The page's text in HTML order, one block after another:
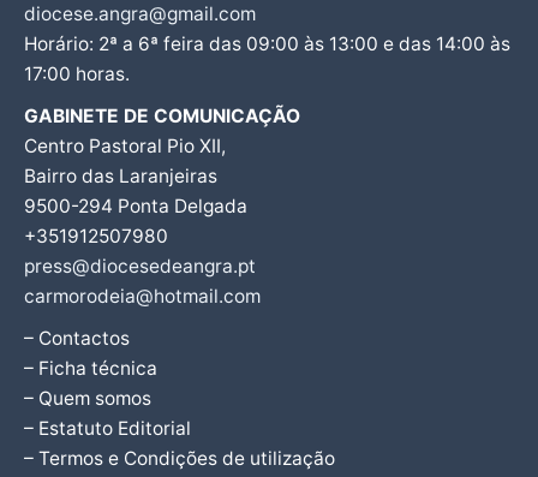
diocese.angra@gmail.com
Horário: 2ª a 6ª feira das 09:00 às 13:00 e das 14:00 às
17:00 horas.
GABINETE DE COMUNICAÇÃO
Centro Pastoral Pio XII,
Bairro das Laranjeiras
9500-294 Ponta Delgada
+351912507980
press@diocesedeangra.pt
carmorodeia@hotmail.com
– Contactos
– Ficha técnica
– Quem somos
– Estatuto Editorial
– Termos e Condições de utilização